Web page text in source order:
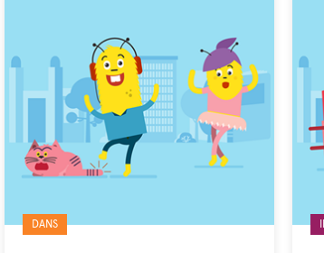
Gelabeld
met:
DANS